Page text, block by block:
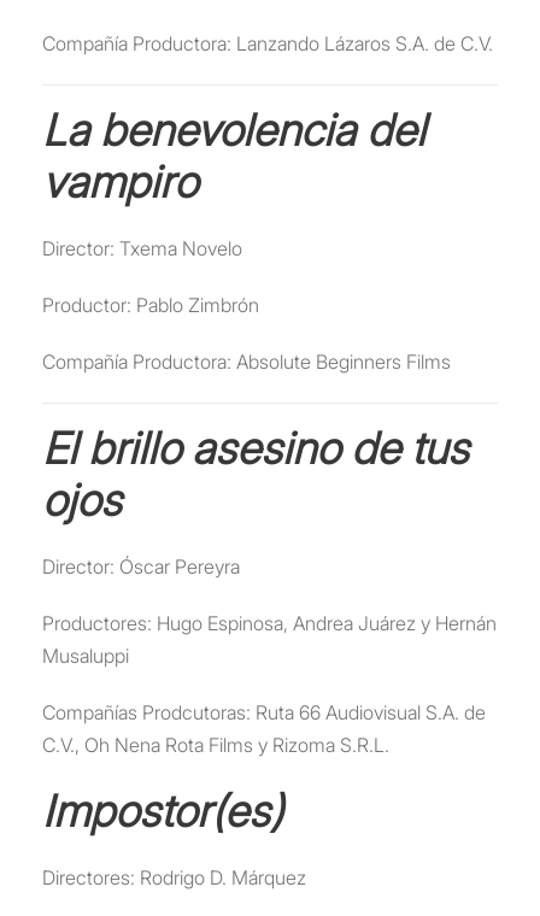
Compañía Productora: Lanzando Lázaros S.A. de C.V.
La benevolencia del
vampiro
Director: Txema Novelo
Productor: Pablo Zimbrón
Compañía Productora: Absolute Beginners Films
El brillo asesino de tus
ojos
Director: Óscar Pereyra
Productores: Hugo Espinosa, Andrea Juárez y Hernán
Musaluppi
Compañías Prodcutoras: Ruta 66 Audiovisual S.A. de
C.V., Oh Nena Rota Films y Rizoma S.R.L.
Impostor(es)
Directores: Rodrigo D. Márquez